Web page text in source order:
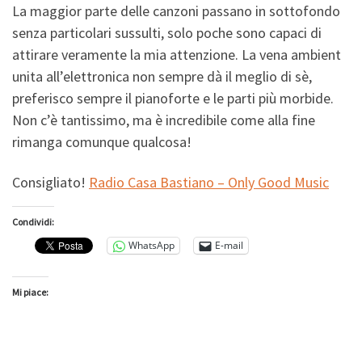
La maggior parte delle canzoni passano in sottofondo
senza particolari sussulti, solo poche sono capaci di
attirare veramente la mia attenzione. La vena ambient
unita all’elettronica non sempre dà il meglio di sè,
preferisco sempre il pianoforte e le parti più morbide.
Non c’è tantissimo, ma è incredibile come alla fine
rimanga comunque qualcosa!
Consigliato! Radio Casa Bastiano – Only Good Music
Condividi:
WhatsApp E-mail
Mi piace: